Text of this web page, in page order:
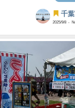
千
2025/9/8 -